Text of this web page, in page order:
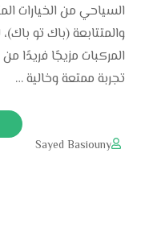
السياحي من الخيارات
والمتتابعة (باك تو
المركبات مزيجًا فريدًا
تجربة ممتعة وخالية …
Sayed Basiouny